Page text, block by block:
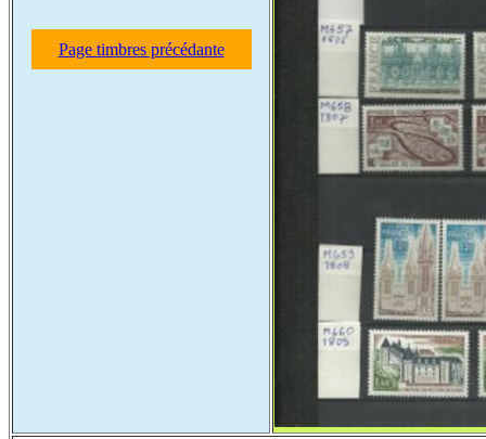
Page timbres précédante